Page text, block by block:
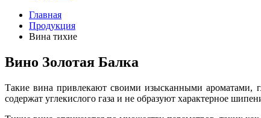
Главная
Продукция
Вина тихие
Вино Золотая Балка
Такие вина привлекают своими изысканными ароматами,
содержат углекислого газа и не образуют характерное